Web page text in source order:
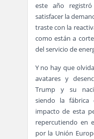
este año
satisfacer la
traste con la
como están a
del servicio de
Y no hay que
avatares y
Trump y su
siendo la
impacto de esta
repercutiendo en
por la Unión